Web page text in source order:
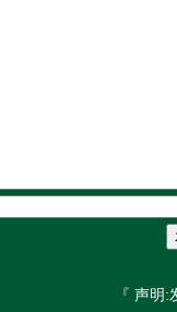
『 声明